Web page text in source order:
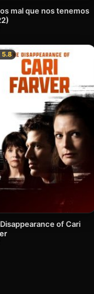
mal que nos tenemos
of Cari